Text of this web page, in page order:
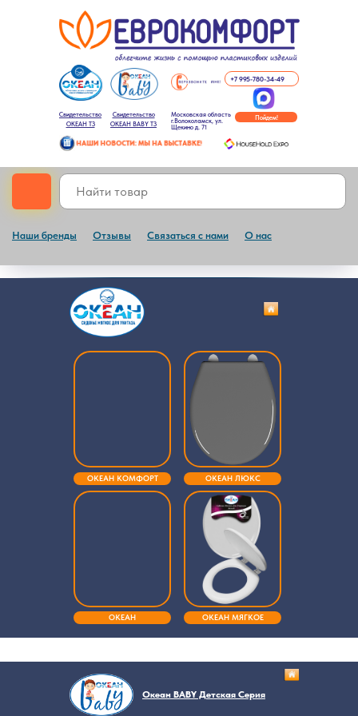
+7 995-780-34-49
Московская область
г.Волоколамск, ул.
Щекино д. 71
Пойдем!
Свидетельство
ОКЕАН BABY ТЗ
Свидетельство
ОКЕАН ТЗ
НАШИ НОВОСТИ: МЫ НА ВЫСТАВКЕ!
Наши бренды Отзывы Связаться с нами О нас
ОКЕАН КОМФОРТ ОКЕАН ЛЮКС
ОКЕАН ОКЕАН МЯГКОЕ
Океан BABY Детская Серия